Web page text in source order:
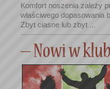
Komfort noszenia zależy
właściwego dopasowania
Zbyt ciasne lub zbyt ...